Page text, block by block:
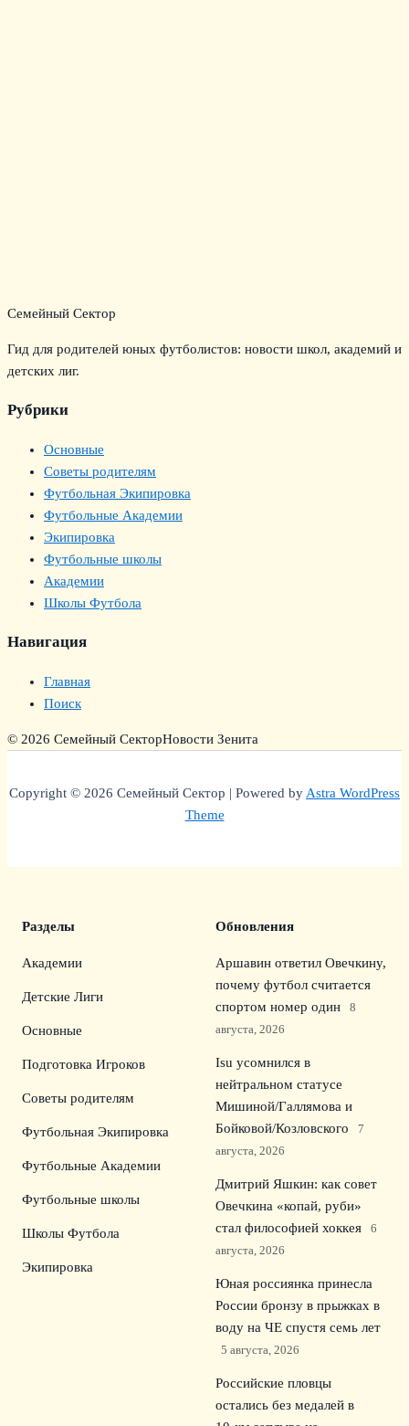
Семейный Сектор
Гид для родителей юных футболистов: новости школ, академий и
детских лиг.
Рубрики
Основные
Советы родителям
Футбольная Экипировка
Футбольные Академии
Экипировка
Футбольные школы
Академии
Школы Футбола
Навигация
Главная
Поиск
© 2026 Семейный СекторНовости Зенита
Copyright © 2026 Семейный Сектор | Powered byAstra WordPress
Theme
Разделы
Академии
Детские Лиги
Основные
Подготовка Игроков
Советы родителям
Футбольная Экипировка
Футбольные Академии
Футбольные школы
Школы Футбола
Экипировка
Обновления
Аршавин ответил Овечкину,
почему футбол считается
спортом номер один
8
августа, 2026
Isu усомнился в
нейтральном статусе
Мишиной/Галлямова и
Бойковой/Козловского
7
августа, 2026
Дмитрий Яшкин: как совет
Овечкина «копай, руби»
стал философией хоккея
6
августа, 2026
Юная россиянка принесла
России бронзу в прыжках в
воду на ЧЕ спустя семь лет
5 августа, 2026
Российские пловцы
остались без медалей в